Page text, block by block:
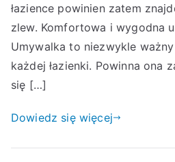
łazience powinien zatem
zlew. Komfortowa i wygodna
Umywalka to niezwykle
każdej łazienki. Powinna ona
się […]
Dowiedz się więcej